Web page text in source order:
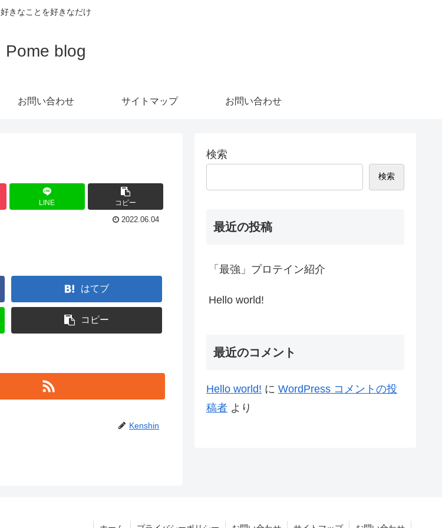
好きなことを好きなだけ
Pome blog
お問い合わせ サイトマップ お問い合わせ
LINE コピー
2022.06.04
はてブ
コピー
Kenshin
検索
検索
最近の投稿
「最強」プロテイン紹介
Hello world!
最近のコメント
Hello world! に WordPress コメントの投
稿者 より